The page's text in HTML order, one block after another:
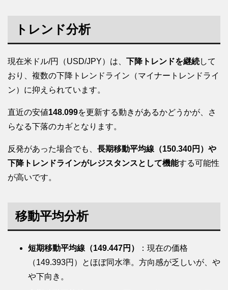
トレンド分析
現在米ドル/円（USD/JPY）は、 下降トレンドを継続して
おり、複数の下降トレンドライン（マイナートレンドライ
ン）に抑えられています。
直近の安値148.099を更新する動きがあるかどうかが、さ
らなる下落のカギとなります。
反発があった場合でも、 長期移動平均線（150.340円）や
下降トレンドラインがレジスタンスとして機能する可能性
が高いです。
移動平均分析
短期移動平均線（149.447円）
：現在の価格
（149.393円）とほぼ同水準。方向感が乏しいが、や
や下向き。